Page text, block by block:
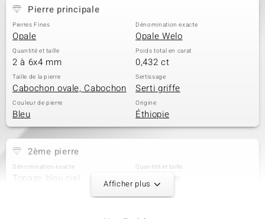
Pierre principale
Pierres Fines
Opale
Dénomination exacte
Opale Welo
Quantité et taille
2 à 6x4 mm
Poids total en carat
0,432 ct
Taille de la pierre
Cabochon ovale, Cabochon
Sertissage
Serti griffe
Couleur de pierre
Bleu
Origine
Éthiopie
2ème pierre
Dénomination exacte
Topaze bleu ciel
Quantité et taille
24 à 2 mm
Afficher plus